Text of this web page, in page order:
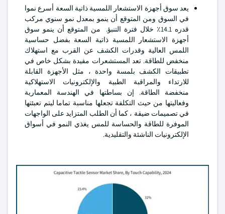
يعد سوق أجهزة الاستشعار اللمسية ذاتية السعة أسرع نموا
في السوق ومن المتوقع أن ينمو بمعدل نمو سنوي مركب
قدره 14.1٪ خلال فترة التنبؤ. من المتوقع أن ينمو سوق
أجهزة الاستشعار اللمسية ذاتية السعة بفضل حساسية
اللمس العالية وقدرات الكشف عن القرب مع استهلاك
منخفض للطاقة. تعد المستشعرات مفيدة بشكل خاص في
تطبيقات الكشف بلمسة واحدة ، مثل الأجهزة القابلة
للارتداء والمراقبة الطبية والإلكترونيات الاستهلاكية
منخفضة الطاقة. إن بساطتها في الهندسة المعمارية
وفعاليتها من حيث التكلفة تجعلها مناسبة تماما ليتم تعبئتها
في تصميمات ضيقة ، كما أن الطلب المتزايد على الواجهات
الموفرة للطاقة والحساسة للمس يغذي النمو في أسواق
الإلكترونيات الناشئة والتقليدية.